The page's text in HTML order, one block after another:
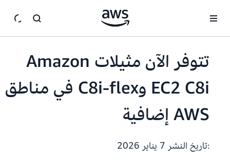
تتوفر الآن مثيلات Amazon
EC2 C8i وC8i-flex في مناطق
AWS إضافية
:تاريخ النشر